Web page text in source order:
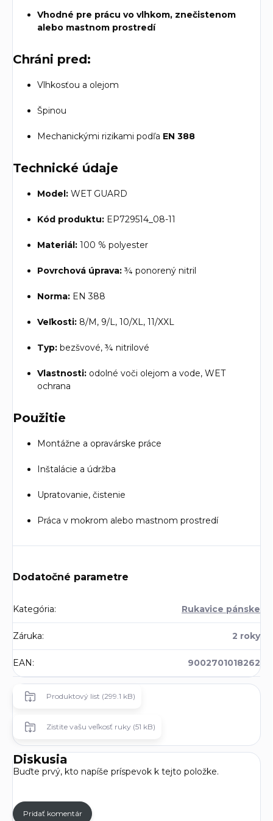
Vhodné pre prácu vo vlhkom, znečistenom
alebo mastnom prostredí
Chráni pred:
Vlhkosťou a olejom
Špinou
Mechanickými rizikami podľa EN 388
Technické údaje
Model: WET GUARD
Kód produktu: EP729514_08-11
Materiál: 100 % polyester
Povrchová úprava: ¾ ponorený nitril
Norma: EN 388
Veľkosti: 8/M, 9/L, 10/XL, 11/XXL
Typ: bezšvové, ¾ nitrilové
Vlastnosti: odolné voči olejom a vode, WET
ochrana
Použitie
Montážne a opravárske práce
Inštalácie a údržba
Upratovanie, čistenie
Práca v mokrom alebo mastnom prostredí
Dodatočné parametre
Kategória: Rukavice pánske
Záruka: 2 roky
EAN: 9002701018262
Produktový list (299.1 kB)
Zistite vašu veľkosť ruky (51 kB)
Diskusia
Buďte prvý, kto napíše príspevok k tejto položke.
Pridať komentár